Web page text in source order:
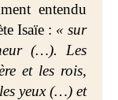
entendu
Isaïe : « sur
(…). Les
et les rois,
yeux (…) et